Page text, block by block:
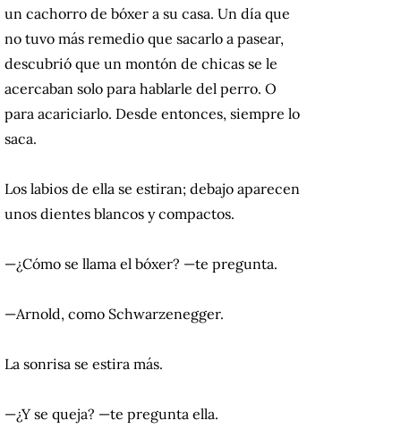
un cachorro de bóxer a su casa. Un día que
no tuvo más remedio que sacarlo a pasear,
descubrió que un montón de chicas se le
acercaban solo para hablarle del perro. O
para acariciarlo. Desde entonces, siempre lo
saca.
Los labios de ella se estiran; debajo aparecen
unos dientes blancos y compactos.
—¿Cómo se llama el bóxer? —te pregunta.
—Arnold, como Schwarzenegger.
La sonrisa se estira más.
—¿Y se queja? —te pregunta ella.